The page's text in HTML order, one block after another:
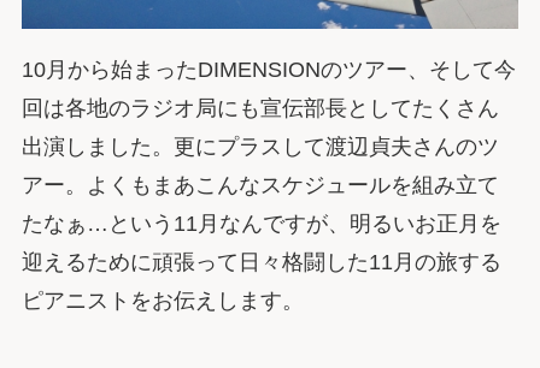
10月から始まったDIMENSIONのツアー、そして今
回は各地のラジオ局にも宣伝部長としてたくさん
出演しました。更にプラスして渡辺貞夫さんのツ
アー。よくもまあこんなスケジュールを組み立て
たなぁ…という11月なんですが、明るいお正月を
迎えるために頑張って日々格闘した11月の旅する
ピアニストをお伝えします。